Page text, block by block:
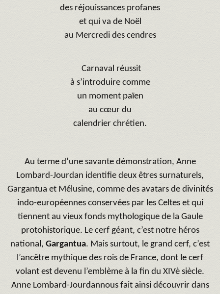
des réjouissances profanes
et qui va de Noël
au Mercredi des cendres
Carnaval réussit
à s’introduire comme
un moment païen
au cœur du
calendrier chrétien.
Au terme d’une savante démonstration, Anne
Lombard-Jourdan identifie deux êtres surnaturels,
Gargantua et Mélusine, comme des avatars de divinités
indo-européennes conservées par les Celtes et qui
tiennent au vieux fonds mythologique de la Gaule
protohistorique. Le cerf géant, c’est notre héros
national, Gargantua. Mais surtout, le grand cerf, c’est
l’ancêtre mythique des rois de France, dont le cerf
volant est devenu l’emblème à la fin du XIVè siècle.
Anne Lombard-Jourdannous fait ainsi découvrir dans